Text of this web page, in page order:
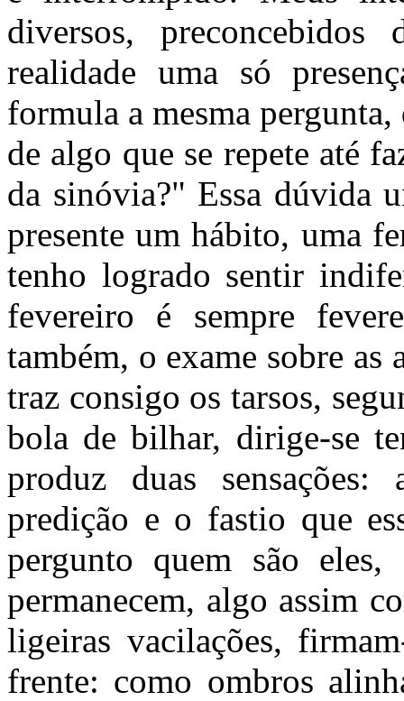
diversos,
realidade uma só
formula a mesma
de algo que se repete até
da sinóvia?" Essa dúvida
presente um hábito, uma
tenho logrado sentir
fevereiro é sempre
também, o exame sobre as
traz consigo os tarsos,
bola de bilhar, dirige-se
produz duas
predição e o fastio que
pergunto quem são
permanecem, algo assim
ligeiras vacilações,
frente: como ombros